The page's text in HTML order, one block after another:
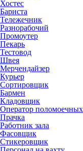
Хостес
Бариста
Тележечник
Разнорабочий
Промоутер
Пекарь
Тестовод
Швея
Мерчендайзер
Курьер
Сортировщик
Бармен
Кладовщик
Оператор
Прачка
Работник зала
Фасовщик
Стикеровщик